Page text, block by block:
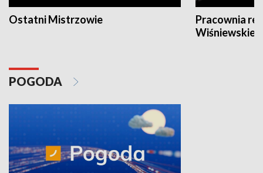
Ostatni Mistrzowie
Pracownia
POGODA